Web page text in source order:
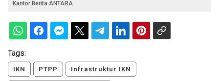
Kantor Berita ANTARA.
Tags:
IKN PTPP Infrastruktur IKN